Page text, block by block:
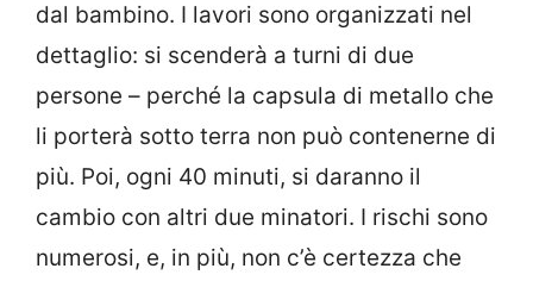
dal bambino. I lavori sono organizzati nel
dettaglio: si scenderà a turni di due
persone – perché la capsula di metallo che
li porterà sotto terra non può contenerne di
più. Poi, ogni 40 minuti, si daranno il
cambio con altri due minatori. I rischi sono
numerosi, e, in più, non c’è certezza che